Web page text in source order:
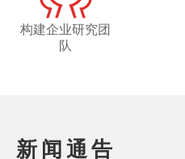
构建企业研究团
队
新闻通告